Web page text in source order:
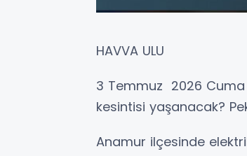
HAVVA ULU
3 Temmuz 2026 Cuma
kesintisi yaşanacak?
Anamur ilçesinde